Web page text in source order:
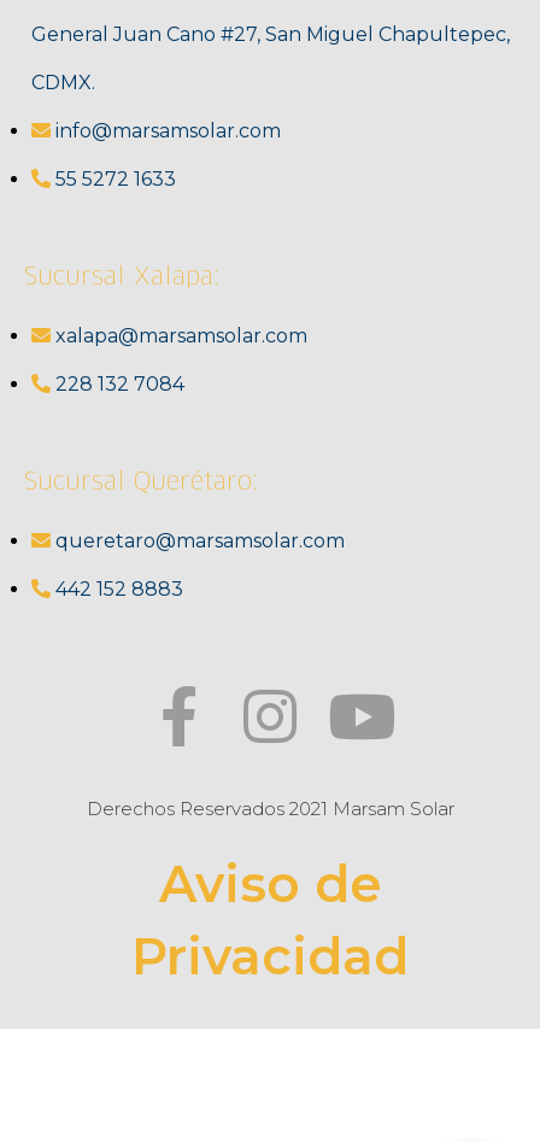
General Juan Cano #27, San Miguel Chapultepec,
CDMX.
info@marsamsolar.com
55 5272 1633
Sucursal Xalapa:
xalapa@marsamsolar.com
228 132 7084
Sucursal Querétaro:
queretaro@marsamsolar.com
442 152 8883
Derechos Reservados 2021 Marsam Solar
Aviso de
Privacidad